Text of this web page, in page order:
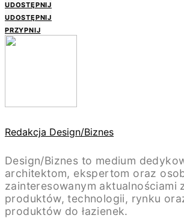
UDOSTĘPNIJ
UDOSTĘPNIJ
PRZYPNIJ
Redakcja Design/Biznes
Design/Biznes to medium
architektom, ekspertom oraz
zainteresowanym aktualnościami
produktów, technologii, rynku
produktów do łazienek.